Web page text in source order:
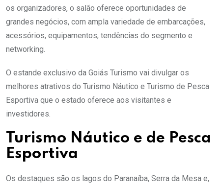
os organizadores, o salão oferece oportunidades de
grandes negócios, com ampla variedade de embarcações,
acessórios, equipamentos, tendências do segmento e
networking.
O estande exclusivo da Goiás Turismo vai divulgar os
melhores atrativos do Turismo Náutico e Turismo de Pesca
Esportiva que o estado oferece aos visitantes e
investidores.
Turismo Náutico e de Pesca
Esportiva
Os destaques são os lagos do Paranaíba, Serra da Mesa e,